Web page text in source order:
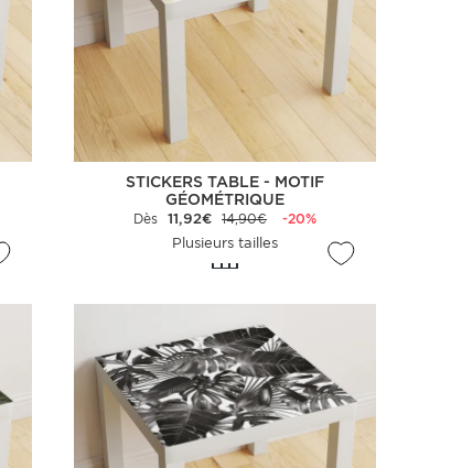
STICKERS TABLE - MOTIF
GÉOMÉTRIQUE
Dès 11,92€ 14,90€
-20%
Plusieurs tailles